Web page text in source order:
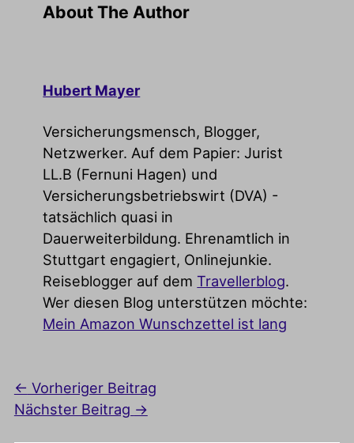
About The Author
Hubert Mayer
Versicherungsmensch, Blogger,
Netzwerker. Auf dem Papier: Jurist
LL.B (Fernuni Hagen) und
Versicherungsbetriebswirt (DVA) -
tatsächlich quasi in
Dauerweiterbildung. Ehrenamtlich in
Stuttgart engagiert, Onlinejunkie.
Reiseblogger auf dem Travellerblog.
Wer diesen Blog unterstützen möchte:
Mein Amazon Wunschzettel ist lang
← Vorheriger Beitrag
Nächster Beitrag →